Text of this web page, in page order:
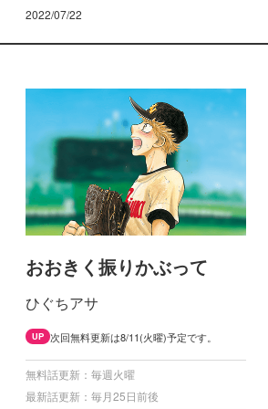
2022/07/22
おおきく振りかぶって
ひぐちアサ
UP 次回無料更新は8/11(火曜)予定です。
無料話更新：毎週火曜
最新話更新：毎月25日前後